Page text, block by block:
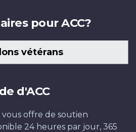
pour ACC?
vétérans
d'ACC
vous offre de soutien
24 heures par jour, 365